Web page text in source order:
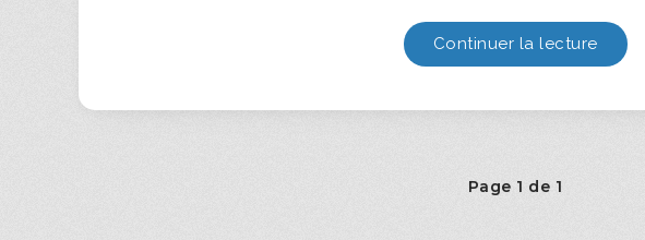
Continuer la lecture
Page 1 de 1